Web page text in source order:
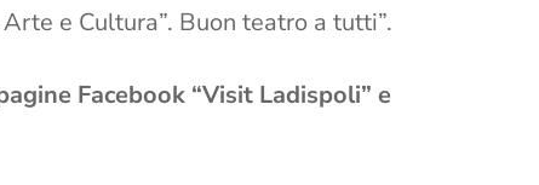
e Cultura”. Buon teatro a tutti”.
Facebook “Visit Ladispoli” e